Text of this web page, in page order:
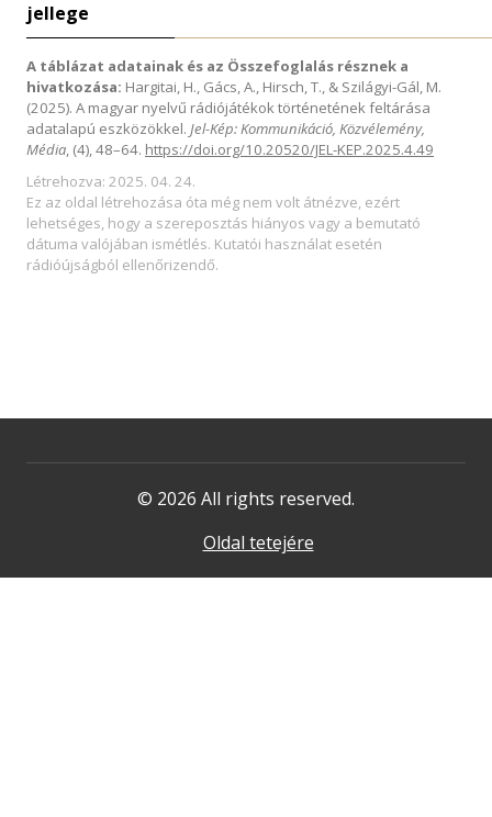
jellege
A táblázat adatainak és az Összefoglalás résznek a
hivatkozása: Hargitai, H., Gács, A., Hirsch, T., & Szilágyi-Gál, M.
(2025). A magyar nyelvű rádiójátékok történetének feltárása
adatalapú eszközökkel. Jel-Kép: Kommunikáció, Közvélemény,
Média, (4), 48–64. https://doi.org/10.20520/JEL-KEP.2025.4.49
Létrehozva: 2025. 04. 24.
Ez az oldal létrehozása óta még nem volt átnézve, ezért
lehetséges, hogy a szereposztás hiányos vagy a bemutató
dátuma valójában ismétlés. Kutatói használat esetén
rádióújságból ellenőrizendő.
© 2026 All rights reserved.
Oldal tetejére